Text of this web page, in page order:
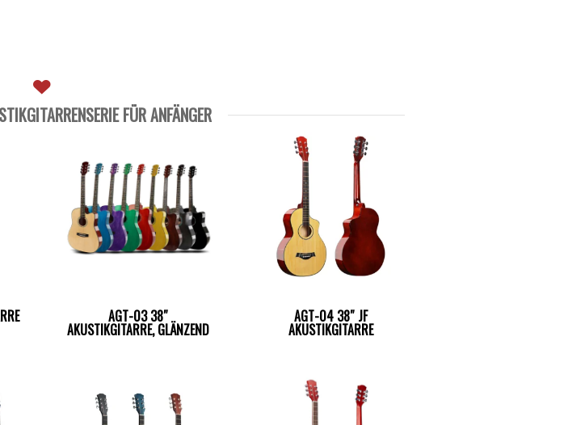
FÜR ANFÄNGER
AGT-03 38″
AKUSTIKGITARRE, GLÄNZEND
AGT-04 38″ JF
AKUSTIKGITARRE